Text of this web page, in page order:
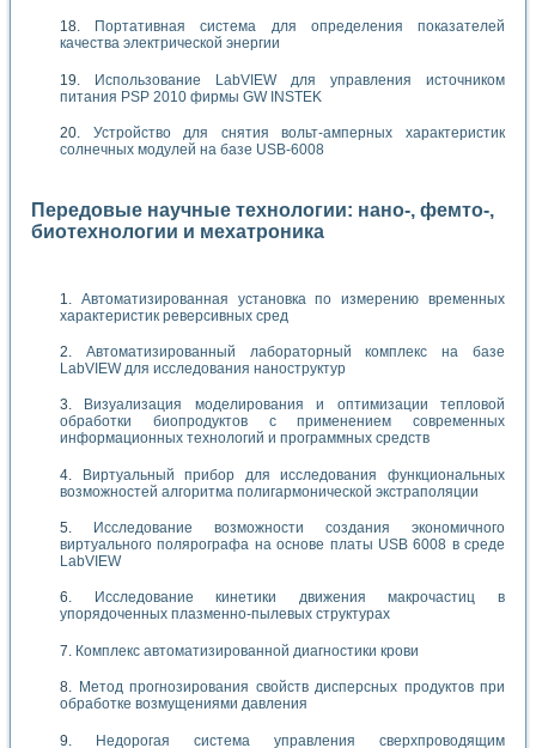
Портативная система для определения показателей
качества электрической энергии
Использование LabVIEW для управления источником
питания PSP 2010 фирмы GW INSTEK
Устройство для снятия вольт-амперных характеристик
солнечных модулей на базе USB-6008
Передовые научные технологии: нано-, фемто-,
биотехнологии и мехатроника
Автоматизированная установка по измерению временных
характеристик реверсивных сред
Автоматизированный лабораторный комплекс на базе
LabVIEW для исследования наноструктур
Визуализация моделирования и оптимизации тепловой
обработки биопродуктов с применением современных
информационных технологий и программных средств
Виртуальный прибор для исследования функциональных
возможностей алгоритма полигармонической экстраполяции
Исследование возможности создания экономичного
виртуального полярографа на основе платы USB 6008 в среде
LabVIEW
Исследование кинетики движения макрочастиц в
упорядоченных плазменно-пылевых структурах
Комплекс автоматизированной диагностики крови
Метод прогнозирования свойств дисперсных продуктов при
обработке возмущениями давления
Недорогая система управления сверхпроводящим